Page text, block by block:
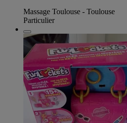
Massage Toulouse - Toulouse
Particulier